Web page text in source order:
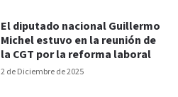
2 de Diciembre de 2025
El diputado nacional Guillermo
Michel estuvo en la reunión de
la CGT por la reforma laboral